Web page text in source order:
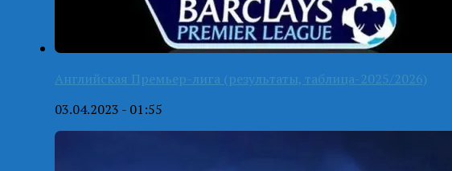
Английская Премьер-лига (результаты, таблица-2025/2026)
03.04.2023 - 01:55